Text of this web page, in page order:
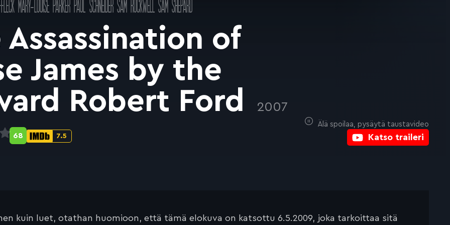
Katso traileri
Älä spoilaa, pysäytä taustavideo
MARY-LOUISE PARKERPAUL SCHNEIDERSAM ROCKWELL SAM SHEPARD
Assassination of
James by the
Robert Ford
2007
IMDb-
7.5
Metascore-
68
kuin luet, otathan huomioon, että tämä elokuva on katsottu 6.5.2009, joka tarkoittaa sitä